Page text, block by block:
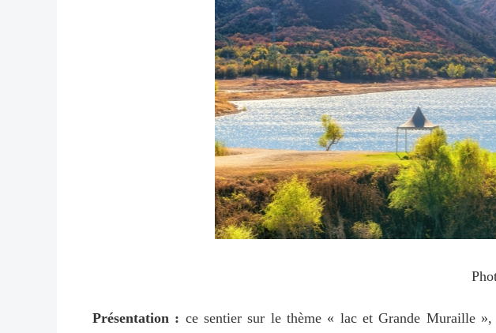
Présentation : ce sentier sur le thème « lac et Grande Muraille